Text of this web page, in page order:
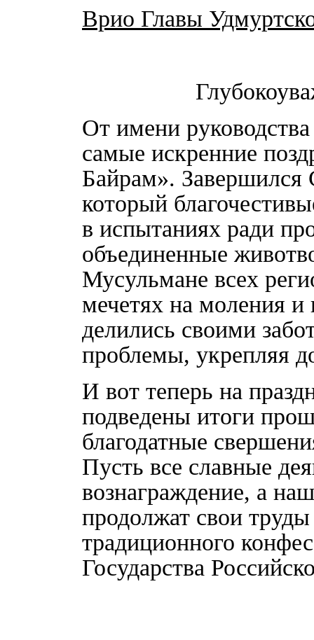
Врио Главы
От имени
самые искренние
Байрам».
который
в испытаниях ради
объединенные
Мусульмане всех
мечетях на моления и
делились своими
проблемы, укрепляя
И вот теперь на
подведены итоги
благодатные
Пусть все славные
вознаграждение, а
продолжат свои
традиционного
Государства